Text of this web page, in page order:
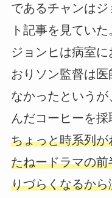
であるチャンは
ト記事を見ていた
ジョンヒは病室
おりソン監督は
なかったという
んだコーヒーを採
ちょっと時系列
たねードラマの
りづらくなるか